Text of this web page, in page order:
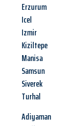
Erzurum
Icel
Izmir
Kiziltepe
Manisa
Samsun
Siverek
Turhal
Adiyaman